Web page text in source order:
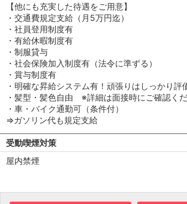
【他にも充実した待遇をご用意】
・交通費規定支給（月5万円迄）
・社員登用制度有
・有給休暇制度有
・制服貸与
・社会保険加入制度有（法令に準ずる）
・賞与制度有
・明確な昇給システム有！頑張りはしっかり評
・髪型・髪色自由 ※詳細は面接時にご確認く
・車・バイク通勤可（条件付）
⇒ガソリン代も規定支給
受動喫煙対策
屋内禁煙